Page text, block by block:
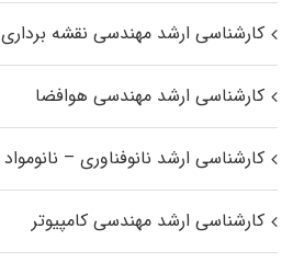
کارشناسی ارشد مهندسی نقشه برداری
کارشناسی ارشد مهندسی هوافضا
کارشناسی ارشد نانوفناوری – نانومواد
کارشناسی ارشد مهندسی کامپیوتر